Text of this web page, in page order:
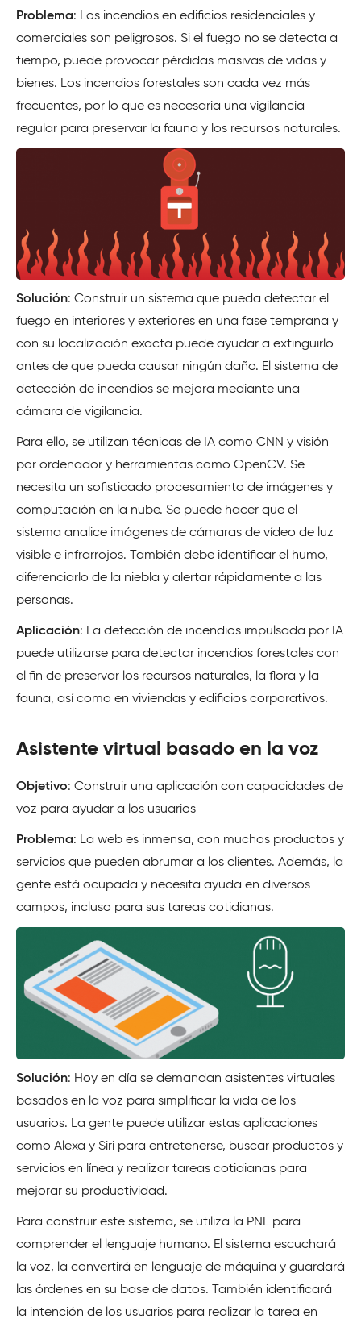
Problema: Los incendios en edificios residenciales y
comerciales son peligrosos. Si el fuego no se detecta a
tiempo, puede provocar pérdidas masivas de vidas y
bienes. Los incendios forestales son cada vez más
frecuentes, por lo que es necesaria una vigilancia
regular para preservar la fauna y los recursos naturales.
Solución: Construir un sistema que pueda detectar el
fuego en interiores y exteriores en una fase temprana y
con su localización exacta puede ayudar a extinguirlo
antes de que pueda causar ningún daño. El sistema de
detección de incendios se mejora mediante una
cámara de vigilancia.
Para ello, se utilizan técnicas de IA como CNN y visión
por ordenador y herramientas como OpenCV. Se
necesita un sofisticado procesamiento de imágenes y
computación en la nube. Se puede hacer que el
sistema analice imágenes de cámaras de vídeo de luz
visible e infrarrojos. También debe identificar el humo,
diferenciarlo de la niebla y alertar rápidamente a las
personas.
Aplicación: La detección de incendios impulsada por IA
puede utilizarse para detectar incendios forestales con
el fin de preservar los recursos naturales, la flora y la
fauna, así como en viviendas y edificios corporativos.
Asistente virtual basado en la voz
Objetivo: Construir una aplicación con capacidades de
voz para ayudar a los usuarios
Problema: La web es inmensa, con muchos productos y
servicios que pueden abrumar a los clientes. Además, la
gente está ocupada y necesita ayuda en diversos
campos, incluso para sus tareas cotidianas.
Solución: Hoy en día se demandan asistentes virtuales
basados en la voz para simplificar la vida de los
usuarios. La gente puede utilizar estas aplicaciones
como Alexa y Siri para entretenerse, buscar productos y
servicios en línea y realizar tareas cotidianas para
mejorar su productividad.
Para construir este sistema, se utiliza la PNL para
comprender el lenguaje humano. El sistema escuchará
la voz, la convertirá en lenguaje de máquina y guardará
las órdenes en su base de datos. También identificará
la intención de los usuarios para realizar la tarea en